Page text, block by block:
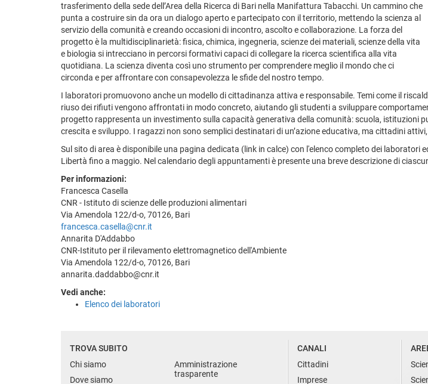
trasferimento della sede dell’Area della Ricerca di Bari nella Manifattura Tabacchi. Un cammino che
punta a costruire sin da ora un dialogo aperto e partecipato con il territorio, mettendo la scienza al
servizio della comunità e creando occasioni di incontro, ascolto e collaborazione. La forza del
progetto è la multidisciplinarietà: fisica, chimica, ingegneria, scienze dei materiali, scienze della vita
e biologia si intrecciano in percorsi formativi capaci di collegare la ricerca scientifica alla vita
quotidiana. La scienza diventa così uno strumento per comprendere meglio il mondo che ci
circonda e per affrontare con consapevolezza le sfide del nostro tempo.
I laboratori promuovono anche un modello di cittadinanza attiva e responsabile. Temi come il
riuso dei rifiuti vengono affrontati in modo concreto, aiutando gli studenti a sviluppare
progetto rappresenta un investimento sulla capacità generativa della comunità: scuola, istituzioni
crescita e sviluppo. I ragazzi non sono semplici destinatari di un’azione educativa, ma cittadini
Sul sito di area è disponibile una pagina dedicata (link in calce) con l'elenco completo dei
Libertà fino a maggio. Nel calendario degli appuntamenti è presente una breve descrizione di
Per informazioni:
Francesca Casella
CNR - Istituto di scienze delle produzioni alimentari
Via Amendola 122/d-o, 70126, Bari
francesca.casella@cnr.it
Annarita D'Addabbo
CNR-Istituto per il rilevamento elettromagnetico dell'Ambiente
Via Amendola 122/d-o, 70126, Bari
annarita.daddabbo@cnr.it
Vedi anche:
Elenco dei laboratori
TROVA SUBITO
Chi siamo
Dove siamo
Amministrazione
trasparente
CANALI
Cittadini
Imprese